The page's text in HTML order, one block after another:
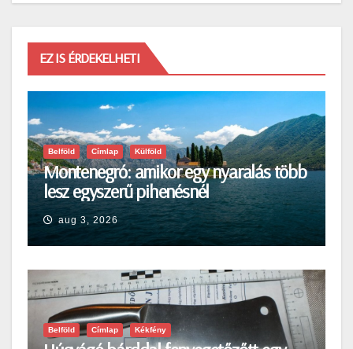
EZ IS ÉRDEKELHETI
Belföld Címlap Külföld
Montenegró: amikor egy nyaralás több
lesz egyszerű pihenésnél
aug 3, 2026
Belföld Címlap Kékfény